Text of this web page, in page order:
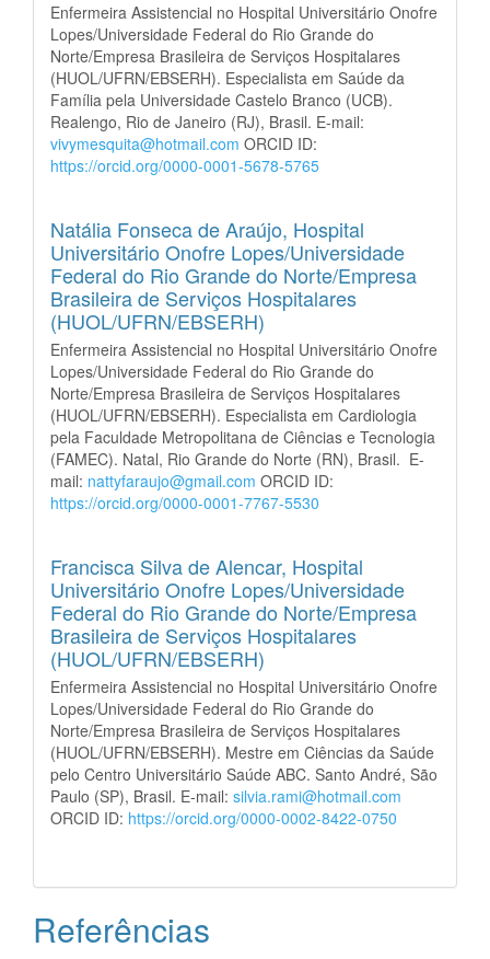
Enfermeira Assistencial no Hospital Universitário Onofre
Lopes/Universidade Federal do Rio Grande do
Norte/Empresa Brasileira de Serviços Hospitalares
(HUOL/UFRN/EBSERH). Especialista em Saúde da
Família pela Universidade Castelo Branco (UCB).
Realengo, Rio de Janeiro (RJ), Brasil. E-mail:
vivymesquita@hotmail.com ORCID ID:
https://orcid.org/0000-0001-5678-5765
Natália Fonseca de Araújo, Hospital
Universitário Onofre Lopes/Universidade
Federal do Rio Grande do Norte/Empresa
Brasileira de Serviços Hospitalares
(HUOL/UFRN/EBSERH)
Enfermeira Assistencial no Hospital Universitário Onofre
Lopes/Universidade Federal do Rio Grande do
Norte/Empresa Brasileira de Serviços Hospitalares
(HUOL/UFRN/EBSERH). Especialista em Cardiologia
pela Faculdade Metropolitana de Ciências e Tecnologia
(FAMEC). Natal, Rio Grande do Norte (RN), Brasil. E-
mail: nattyfaraujo@gmail.com ORCID ID:
https://orcid.org/0000-0001-7767-5530
Francisca Silva de Alencar, Hospital
Universitário Onofre Lopes/Universidade
Federal do Rio Grande do Norte/Empresa
Brasileira de Serviços Hospitalares
(HUOL/UFRN/EBSERH)
Enfermeira Assistencial no Hospital Universitário Onofre
Lopes/Universidade Federal do Rio Grande do
Norte/Empresa Brasileira de Serviços Hospitalares
(HUOL/UFRN/EBSERH). Mestre em Ciências da Saúde
pelo Centro Universitário Saúde ABC. Santo André, São
Paulo (SP), Brasil. E-mail: silvia.rami@hotmail.com
ORCID ID: https://orcid.org/0000-0002-8422-0750
Referências